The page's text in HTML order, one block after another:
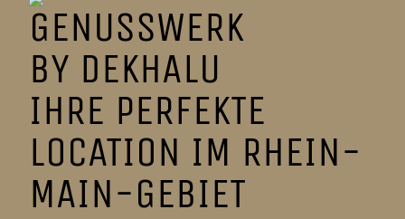
GENUSSWERK
BY DEKHALU
IHRE PERFEKTE
LOCATION IM RHEIN-
MAIN-GEBIET